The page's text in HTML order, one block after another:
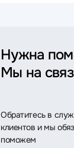
Нужна
Мы на
Обратитесь в
клиентов и мы
поможем